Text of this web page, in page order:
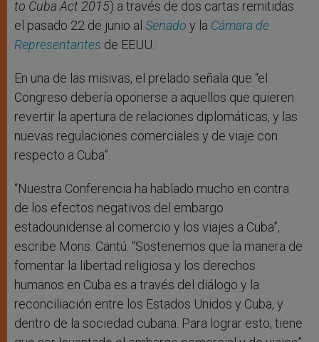
to Cuba Act 2015) a través de dos cartas remitidas
el pasado 22 de junio al Senado y la Cámara de
Representantes de EEUU.
En una de las misivas, el prelado señala que “el
Congreso debería oponerse a aquellos que quieren
revertir la apertura de relaciones diplomáticas, y las
nuevas regulaciones comerciales y de viaje con
respecto a Cuba”.
“Nuestra Conferencia ha hablado mucho en contra
de los efectos negativos del embargo
estadounidense al comercio y los viajes a Cuba”,
escribe Mons. Cantú. “Sostenemos que la manera de
fomentar la libertad religiosa y los derechos
humanos en Cuba es a través del diálogo y la
reconciliación entre los Estados Unidos y Cuba, y
dentro de la sociedad cubana. Para lograr esto, tiene